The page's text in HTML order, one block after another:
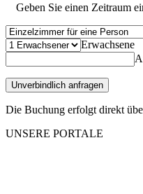
Geben Sie einen Zeitraum
Erwachsene
Unverbindlich anfragen
Die Buchung erfolgt direkt
UNSERE PORTALE